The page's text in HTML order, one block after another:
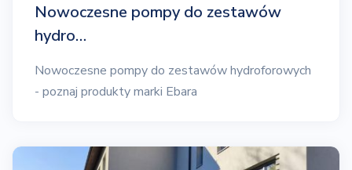
Nowoczesne pompy do zestawów
hydro…
Nowoczesne pompy do zestawów hydroforowych
- poznaj produkty marki Ebara